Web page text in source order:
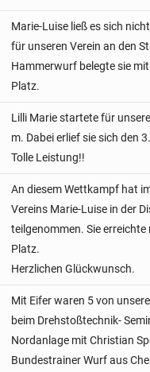
Marie-Luise ließ es sich
für unseren Verein an den
Hammerwurf belegte sie
Platz.
Lilli Marie startete für
m. Dabei erlief sie sich den
Tolle Leistung!!
An diesem Wettkampf hat
Vereins Marie-Luise in der
teilgenommen. Sie
Platz.
Herzlichen Glückwunsch.
Mit Eifer waren 5 von
beim Drehstoßtechnik-
Nordanlage mit Christian
Bundestrainer Wurf aus